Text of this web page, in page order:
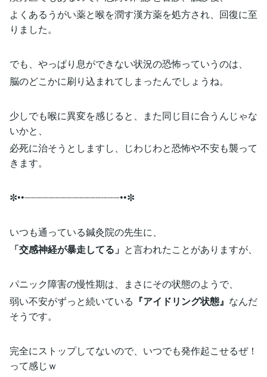
よくあるうがい薬と喉を潤す漢方薬を処方され、回復に至
りました。
でも、やっぱり息ができない状況の恐怖っていうのは、
脳のどこかに刷り込まれてしまったんでしょうね。
少しでも喉に異変を感じると、また同じ目に合うんじゃな
いかと、
必死に治そうとしますし、じわじわと恐怖や不安も襲って
きます。
✼••┈┈┈┈┈┈┈┈┈┈┈┈┈┈┈┈••✼
いつも通っている鍼灸院の先生に、
「交感神経が暴走してる」 と言われたことがありますが、
パニック障害の慢性期は、まさにその状態のようで、
弱い不安がずっと続いている 『アイドリング状態』 なんだ
そうです。
完全にストップしてないので、いつでも発作起こせるぜ！
って感じｗ